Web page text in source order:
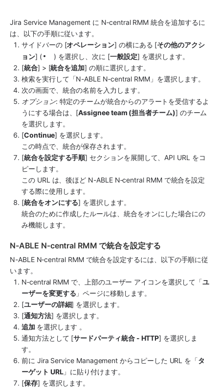
Jira Service Management に N‑central RMM 統合を追加するに
は、以下の手順に従います。
サイドバーの [オペレーション] の横にある [その他のアクシ
ョン] ( ) を選択し、次に [一般設定] を選択します。
[統合] > [統合を追加] の順に選択します。
検索を実行して「N-ABLE N‑central RMM」を選択します。
次の画面で、統合の名前を入力します。
オプション: 特定のチームが統合からのアラートを受信するよ
うにする場合は、[Assignee team (担当者チーム)] のチーム
を選択します。
[Continue] を選択します。
この時点で、統合が保存されます。
[統合を設定する手順] セクションを展開して、API URL をコ
ピーします。
この URL は、後ほど N-ABLE N‑central RMM で統合を設定
する際に使用します。
[統合をオンにする] を選択します。
統合のために作成したルールは、統合をオンにした場合にの
み機能します。
N-ABLE N‑central RMM で統合を設定する
N-ABLE N‑central RMM で統合を設定するには、以下の手順に従
います。
N‑central RMM で、上部のユーザー アイコンを選択して「ユ
ーザーを変更する 」ページに移動します。
[ユーザーの詳細] を選択します。
[通知方法] を選択します。
追加 を選択します 。
通知方法として [サードパーティ統合 - HTTP] を選択しま
す。
前に Jira Service Management からコピーした URL を「タ
ーゲット URL」に貼り付けます。
[保存] を選択します。